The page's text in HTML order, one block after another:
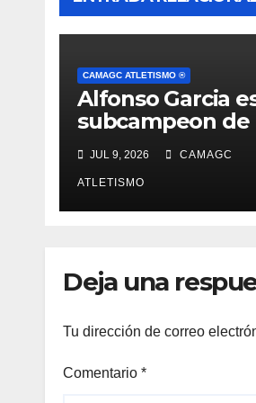
CAMAGC ATLETISMO ®
Alfonso Garcia
subcampeon de
Andalucía
en salto de altura
con 2.04 (record
club)
JUL 9, 2026 CAMAGC
ATLETISMO
Deja una
Tu dirección de correo
Comentario *